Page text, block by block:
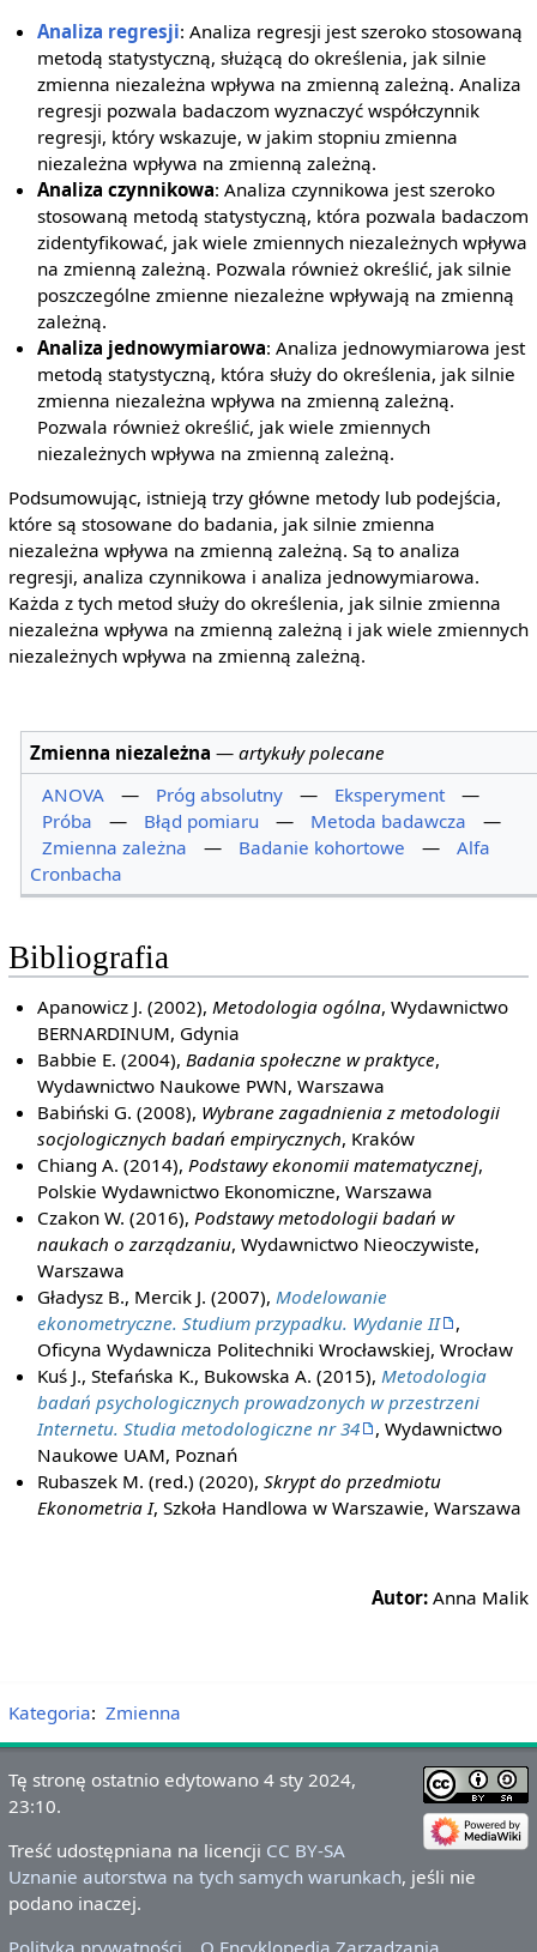
Analiza regresji: Analiza regresji jest szeroko stosowaną
metodą statystyczną, służącą do określenia, jak silnie
zmienna niezależna wpływa na zmienną zależną. Analiza
regresji pozwala badaczom wyznaczyć współczynnik
regresji, który wskazuje, w jakim stopniu zmienna
niezależna wpływa na zmienną zależną.
Analiza czynnikowa: Analiza czynnikowa jest szeroko
stosowaną metodą statystyczną, która pozwala badaczom
zidentyfikować, jak wiele zmiennych niezależnych wpływa
na zmienną zależną. Pozwala również określić, jak silnie
poszczególne zmienne niezależne wpływają na zmienną
zależną.
Analiza jednowymiarowa: Analiza jednowymiarowa jest
metodą statystyczną, która służy do określenia, jak silnie
zmienna niezależna wpływa na zmienną zależną.
Pozwala również określić, jak wiele zmiennych
niezależnych wpływa na zmienną zależną.
Podsumowując, istnieją trzy główne metody lub podejścia,
które są stosowane do badania, jak silnie zmienna
niezależna wpływa na zmienną zależną. Są to analiza
regresji, analiza czynnikowa i analiza jednowymiarowa.
Każda z tych metod służy do określenia, jak silnie zmienna
niezależna wpływa na zmienną zależną i jak wiele zmiennych
niezależnych wpływa na zmienną zależną.
Zmienna niezależna —artykuły polecane
ANOVA
— Próg absolutny — Eksperyment
—
Próba
— Błąd pomiaru — Metoda badawcza
—
Zmienna zależna
— Badanie kohortowe —
Alfa
Cronbacha
Bibliografia
Apanowicz J. (2002),Metodologia ogólna, Wydawnictwo
BERNARDINUM, Gdynia
Babbie E. (2004),Badania społeczne w praktyce,
Wydawnictwo Naukowe PWN, Warszawa
Babiński G. (2008), Wybrane zagadnienia z metodologii
socjologicznych badań empirycznych, Kraków
Chiang A. (2014),Podstawy ekonomii matematycznej,
Polskie Wydawnictwo Ekonomiczne, Warszawa
Czakon W. (2016),Podstawy metodologii badań w
naukach o zarządzaniu, Wydawnictwo Nieoczywiste,
Warszawa
Gładysz B., Mercik J. (2007),Modelowanie
ekonometryczne. Studium przypadku. Wydanie II
,
Oficyna Wydawnicza Politechniki Wrocławskiej, Wrocław
Kuś J., Stefańska K., Bukowska A. (2015),Metodologia
badań psychologicznych prowadzonych w przestrzeni
Internetu. Studia metodologiczne nr 34
, Wydawnictwo
Naukowe UAM, Poznań
Rubaszek M. (red.) (2020),Skrypt do przedmiotu
Ekonometria I, Szkoła Handlowa w Warszawie, Warszawa
Autor: Anna Malik
Kategoria: Zmienna
Tę stronę ostatnio edytowano 4 sty 2024,
23:10.
Treść udostępniana na licencji CC BY-SA
Uznanie autorstwa na tych samych warunkach, jeśli nie
podano inaczej.